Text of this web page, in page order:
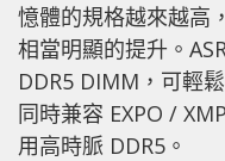
憶體的規格越來越高
相當明顯的提升。
DDR5 DIMM，可輕
同時兼容 EXPO /
用高時脈 DDR5。